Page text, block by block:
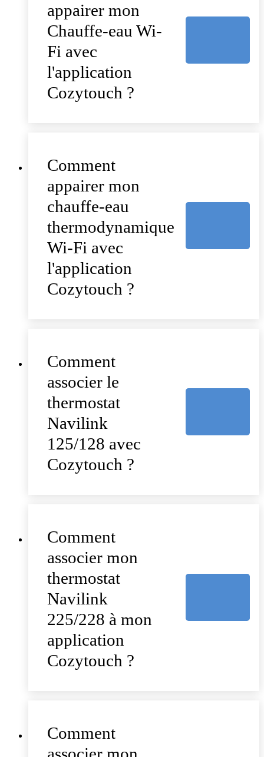
appairer mon
Chauffe-eau Wi-
Fi avec
l'application
Cozytouch ?
Comment
appairer mon
chauffe-eau
thermodynamique
Wi-Fi avec
l'application
Cozytouch ?
Comment
associer le
thermostat
Navilink
125/128 avec
Cozytouch ?
Comment
associer mon
thermostat
Navilink
225/228 à mon
application
Cozytouch ?
Comment